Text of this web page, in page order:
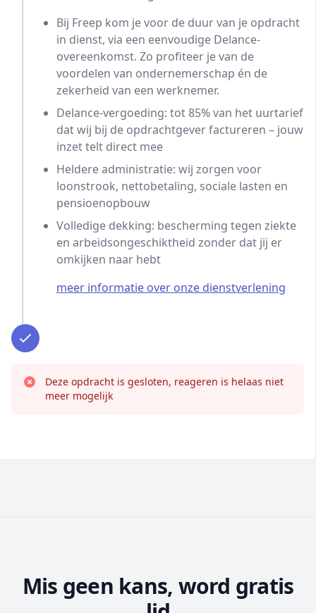
Bij Freep kom je voor de duur van je opdracht
in dienst, via een eenvoudige Delance-
overeenkomst. Zo profiteer je van de
voordelen van ondernemerschap én de
zekerheid van een werknemer.
Delance-vergoeding: tot 85% van het uurtarief
dat wij bij de opdrachtgever factureren – jouw
inzet telt direct mee
Heldere administratie: wij zorgen voor
loonstrook, nettobetaling, sociale lasten en
pensioenopbouw
Volledige dekking: bescherming tegen ziekte
en arbeidsongeschiktheid zonder dat jij er
omkijken naar hebt
meer informatie over onze dienstverlening
Deze opdracht is gesloten, reageren is helaas niet
meer mogelijk
Mis geen kans, word gratis